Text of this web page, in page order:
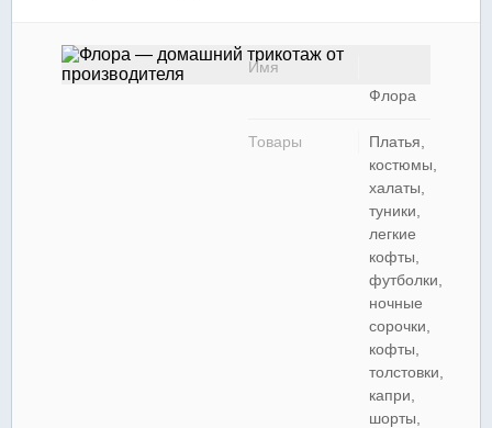
Имя
Флора
Товары
Платья,
костюмы,
халаты,
туники,
легкие
кофты,
футболки,
ночные
сорочки,
кофты,
толстовки,
капри,
шорты,